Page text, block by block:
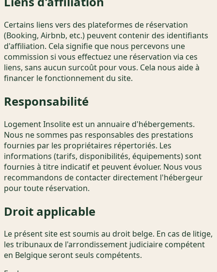
Certains liens vers des plateformes de réservation
(Booking, Airbnb, etc.) peuvent contenir des identifiants
d'affiliation. Cela signifie que nous percevons une
commission si vous effectuez une réservation via ces
liens, sans aucun surcoût pour vous. Cela nous aide à
financer le fonctionnement du site.
Responsabilité
Logement Insolite est un annuaire d'hébergements.
Nous ne sommes pas responsables des prestations
fournies par les propriétaires répertoriés. Les
informations (tarifs, disponibilités, équipements) sont
fournies à titre indicatif et peuvent évoluer. Nous vous
recommandons de contacter directement l'hébergeur
pour toute réservation.
Droit applicable
Le présent site est soumis au droit belge. En cas de litige,
les tribunaux de l'arrondissement judiciaire compétent
en Belgique seront seuls compétents.